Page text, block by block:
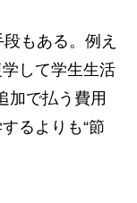
もある。例え
して学生生活
加で払う費用
るよりも“節